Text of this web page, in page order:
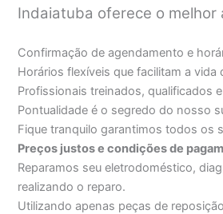
Indaiatuba oferece o melhor
Confirmação de agendamento e
Horários flexíveis que facilitam a vida
Profissionais treinados, qualificados
Pontualidade é o segredo do nosso
Fique tranquilo garantimos todos os
Preços justos e condições de
Reparamos seu eletrodoméstico,
realizando o reparo.
Utilizando apenas peças de